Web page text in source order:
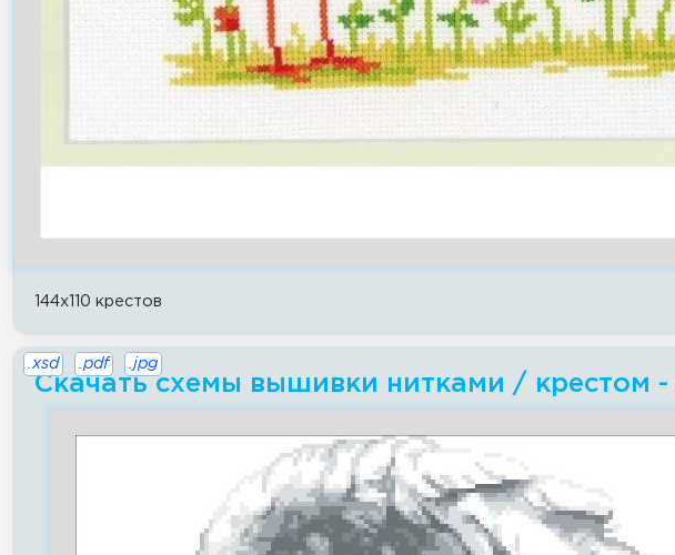
144x110 крестов
Скачать схемы вышивки нитками / крестом -
.xsd .pdf .jpg